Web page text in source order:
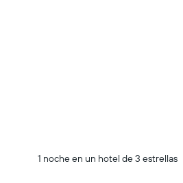
1 noche en un hotel de 3 estrellas